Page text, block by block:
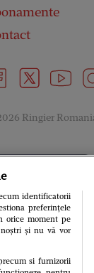
Ringier
identificatorii
preferințele
orice moment pe
și nu vă vor
si furnizorii